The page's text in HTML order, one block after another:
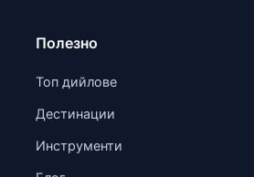
Полезно
Топ дийлове
Дестинации
Инструменти